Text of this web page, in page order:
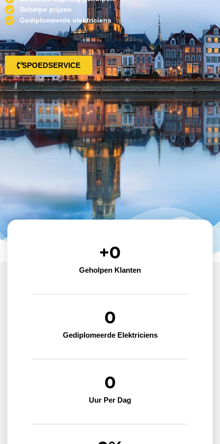
Scherpe prijzen
Gediplomeerde elektriciens
SPOEDSERVICE
Geholpen Klanten
+0
Gediplomeerde Elektriciens
0
Uur Per Dag
0